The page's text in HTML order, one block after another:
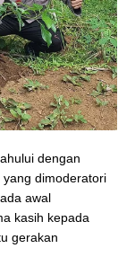
dengan
dimoderatori
awal
kasih kepada
gerakan